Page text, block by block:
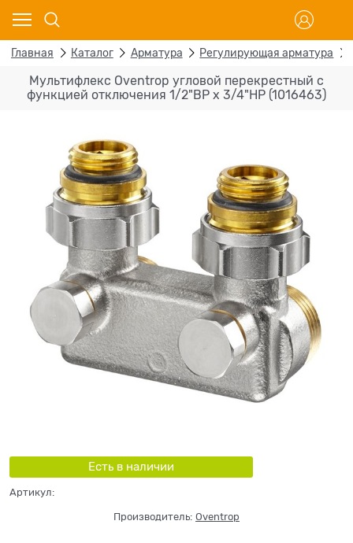
Главная Каталог Арматура Регулирующая арматура
Мультифлекс Oventrop угловой перекрестный c
функцией отключения 1/2"ВР x 3/4"НР (1016463)
Есть в наличии
Артикул:
Производитель: Oventrop